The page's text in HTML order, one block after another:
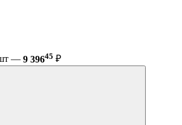
шт — 9 39645 ₽